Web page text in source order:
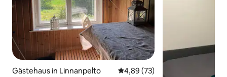
Gästehaus in Linnanpelto Durchschnittliche Bewertung:
4,89 (73)